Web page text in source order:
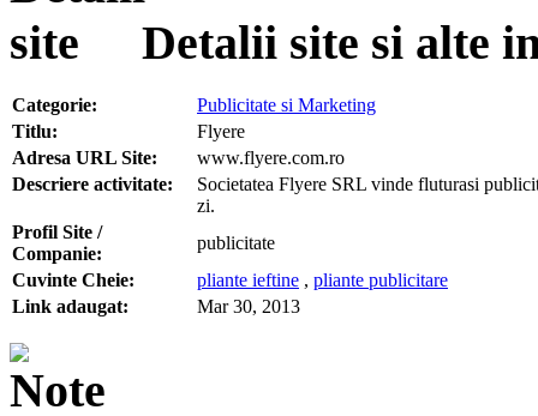
Detalii site si alte
Categorie:
Publicitate si Marketing
Titlu:
Flyere
Adresa URL Site:
www.flyere.com.ro
Descriere activitate:
Societatea Flyere SRL vinde fluturasi
zi.
Profil Site /
Companie:
publicitate
Cuvinte Cheie:
pliante ieftine , pliante publicitare
Link adaugat:
Mar 30, 2013